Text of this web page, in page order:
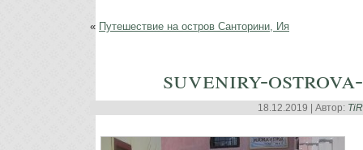
« Путешествие на остров Санторини, Ия
suveniry-
18.12.2019 | Автор: